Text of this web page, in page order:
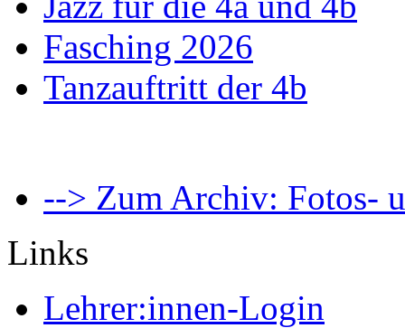
Fasching 2026
Tanzauftritt der 4b
--> Zum Archiv: Fotos-
Links
Lehrer:innen-Login